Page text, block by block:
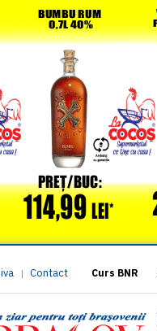
| Contact Curs BNR